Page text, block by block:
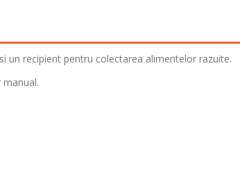
un recipient pentru colectarea alimentelor razuite.